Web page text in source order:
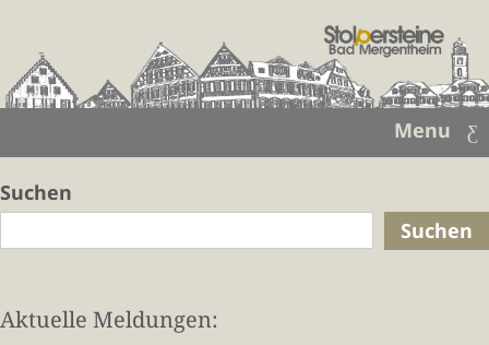
Menu
Suchen
Suchen
Aktuelle Meldungen: